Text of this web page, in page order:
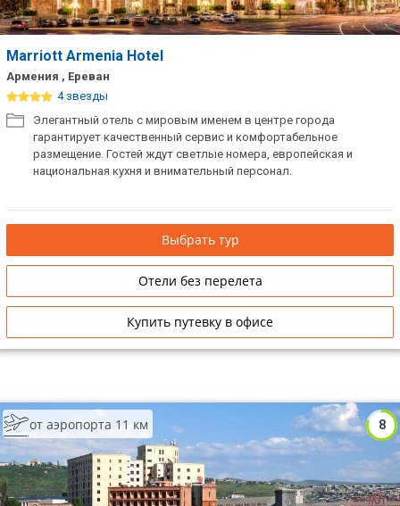
Marriott Armenia Hotel
Армения , Ереван
4 звезды
Элегантный отель с мировым именем в центре города
гарантирует качественный сервис и комфортабельное
размещение. Гостей ждут светлые номера, европейская и
национальная кухня и внимательный персонал.
Выбрать тур
Отели без перелета
Купить путевку в офисе
8
от аэропорта 11 км